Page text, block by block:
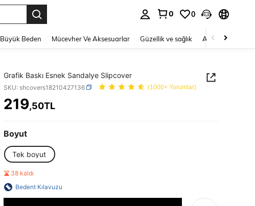
0 0
Büyük Beden Mücevher Ve Aksesuarlar Güzellik ve sağlık Ayakkabı
Grafik Baskı Esnek Sandalye Slipcover
SKU: shcovers18210427136 (1000+ Yorumlar)
PRICE AND AVAILABILITY
219,50TL
Boyut
Tek boyut
38 kaldı
Bedent Kılavuzu